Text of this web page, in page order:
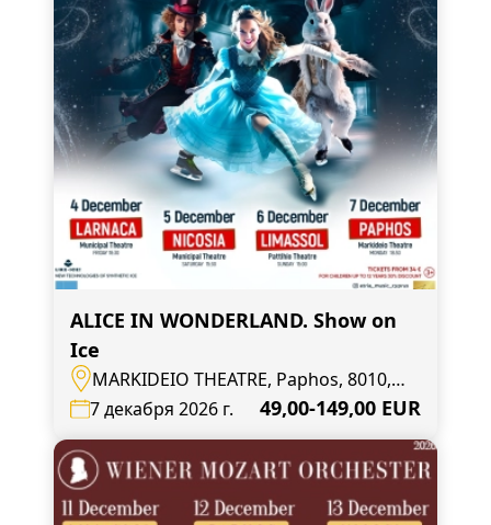
ALICE IN WONDERLAND. Show on
Ice
MARKIDEIO THEATRE, Paphos, 8010,
Andrea Geroude 27
7 декабря 2026 г. 49,00-149,00 EUR